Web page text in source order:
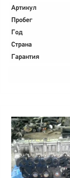
Артикул
Пробег
Год
Страна
Гарантия